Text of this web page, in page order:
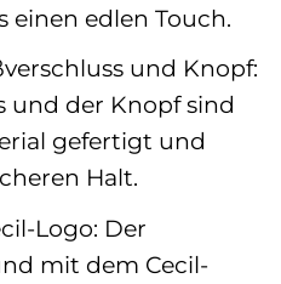
einen edlen Touch.
und Knopf:
und der Knopf sind
gefertigt und
Halt.
Logo: Der
mit dem Cecil-